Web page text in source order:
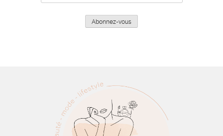
e-
Abonnez-vous